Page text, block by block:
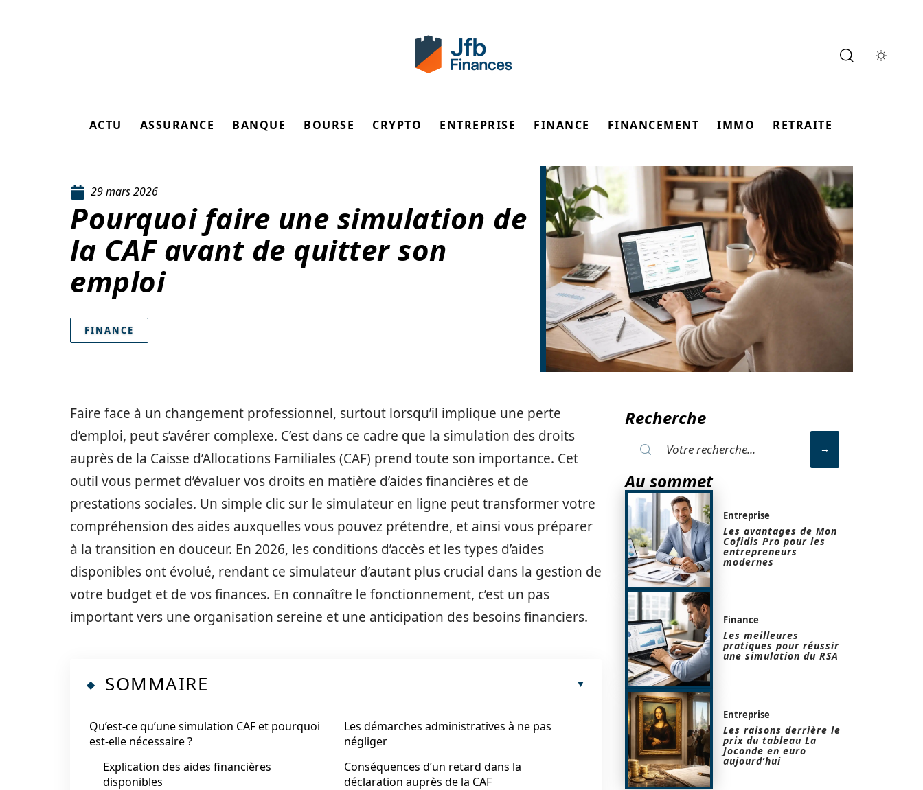
ACTU ASSURANCE BANQUE BOURSE CRYPTO ENTREPRISE FINANCE FINANCEMENT IMMO RETRAITE
29 mars 2026
Pourquoi faire une simulation de
la CAF avant de quitter son
emploi
FINANCE
Faire face à un changement professionnel, surtout lorsqu’il implique une perte
d’emploi, peut s’avérer complexe. C’est dans ce cadre que la simulation des droits
auprès de la Caisse d’Allocations Familiales (CAF) prend toute son importance. Cet
outil vous permet d’évaluer vos droits en matière d’aides financières et de
prestations sociales. Un simple clic sur le simulateur en ligne peut transformer votre
compréhension des aides auxquelles vous pouvez prétendre, et ainsi vous préparer
à la transition en douceur. En 2026, les conditions d’accès et les types d’aides
disponibles ont évolué, rendant ce simulateur d’autant plus crucial dans la gestion de
votre budget et de vos finances. En connaître le fonctionnement, c’est un pas
important vers une organisation sereine et une anticipation des besoins financiers.
SOMMAIRE
Qu’est-ce qu’une simulation CAF et pourquoi
est-elle nécessaire ?
Explication des aides financières
disponibles
Les démarches administratives à ne pas
négliger
Conséquences d’un retard dans la
déclaration auprès de la CAF
Recherche
Au sommet
Entreprise
Les avantages de Mon
Cofidis Pro pour les
entrepreneurs
modernes
Finance
Les meilleures
pratiques pour réussir
une simulation du RSA
Entreprise
Les raisons derrière le
prix du tableau La
Joconde en euro
aujourd’hui